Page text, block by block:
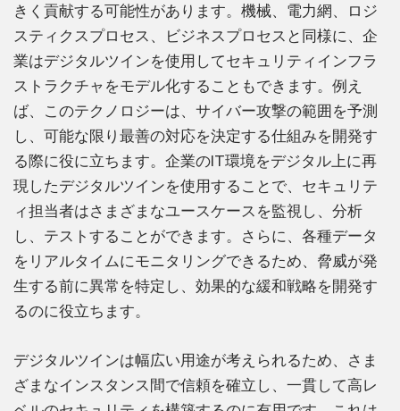
きく貢献する可能性があります。機械、電力網、ロジ
スティクスプロセス、ビジネスプロセスと同様に、企
業はデジタルツインを使用してセキュリティインフラ
ストラクチャをモデル化することもできます。例え
ば、このテクノロジーは、サイバー攻撃の範囲を予測
し、可能な限り最善の対応を決定する仕組みを開発す
る際に役に立ちます。企業のIT環境をデジタル上に再
現したデジタルツインを使用することで、セキュリテ
ィ担当者はさまざまなユースケースを監視し、分析
し、テストすることができます。さらに、各種データ
をリアルタイムにモニタリングできるため、脅威が発
生する前に異常を特定し、効果的な緩和戦略を開発す
るのに役立ちます。
デジタルツインは幅広い用途が考えられるため、さま
ざまなインスタンス間で信頼を確立し、一貫して高レ